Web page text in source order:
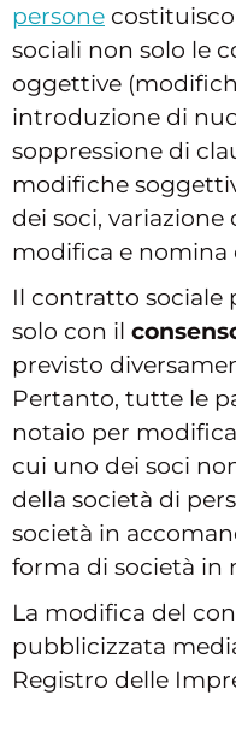
persone
sociali non solo le
oggettive
introduzione di
soppressione di
modifiche
dei soci, variazione
modifica e
Il contratto sociale
solo con il
previsto
Pertanto, tutte le
notaio per
cui uno dei soci
della società di
società in
forma di società in
La modifica del
pubblicizzata
Registro delle